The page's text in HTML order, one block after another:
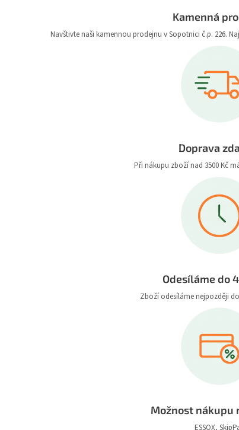
Kamenná
Navštivte naši kamennou prodejnu v Sopotnici č.p. 226.
Doprava
Při nákupu zboží nad 3500 Kč
Odesíláme do
Zboží odesíláme nejpozději
Možnost nákupu
ESSOX,